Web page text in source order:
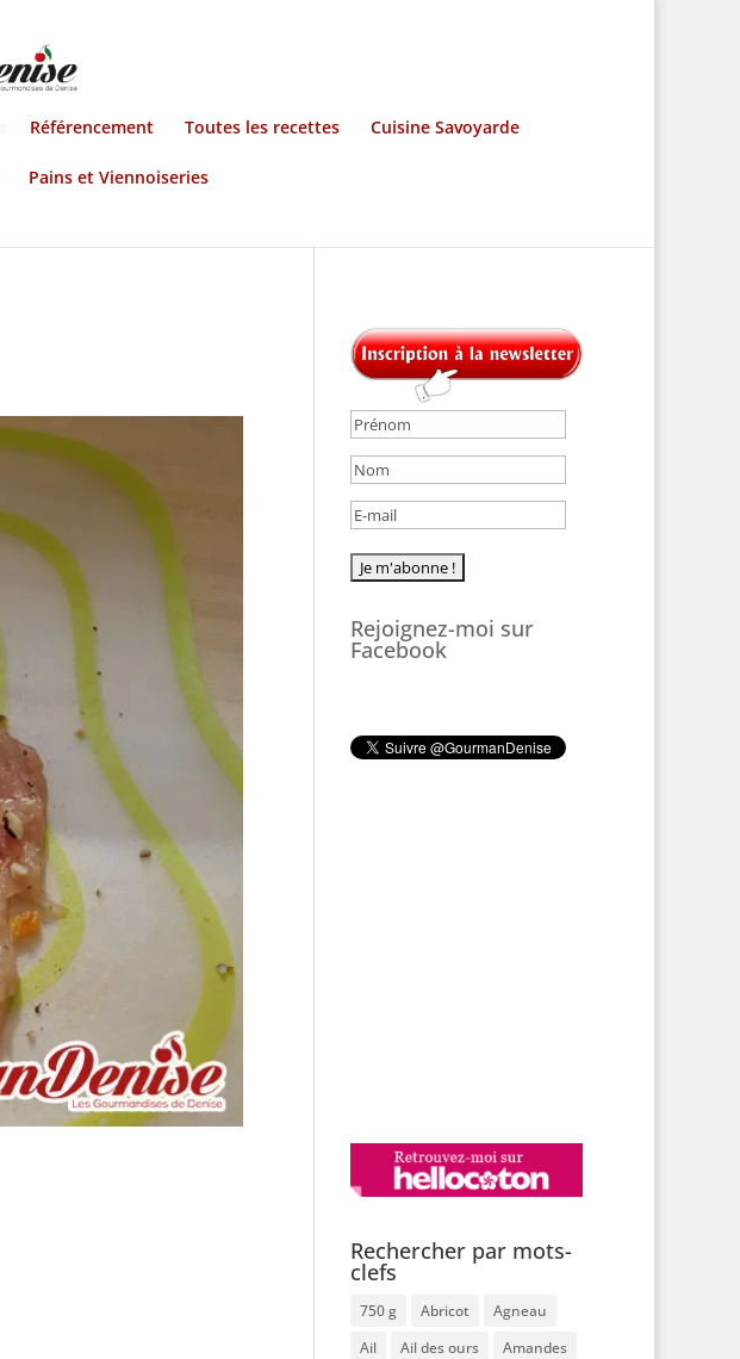
Référencement Toutes les recettes Cuisine Savoyarde
Pains et Viennoiseries
Rejoignez-moi sur
Facebook
Rechercher par mots-
clefs
750 g Abricot
Agneau
Ail
Ail des ours
Amandes